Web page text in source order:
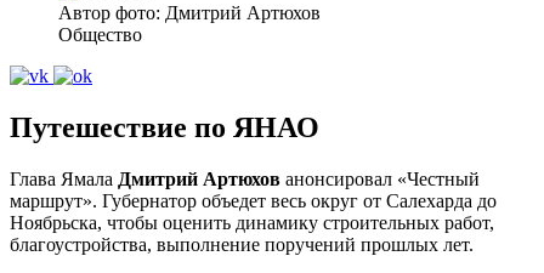
Автор фото: Дмитрий Артюхов
Общество
Путешествие по ЯНАО
Глава Ямала Дмитрий Артюхов анонсировал «Честный
маршрут». Губернатор объедет весь округ от Салехарда до
Ноябрьска, чтобы оценить динамику строительных работ,
благоустройства, выполнение поручений прошлых лет.